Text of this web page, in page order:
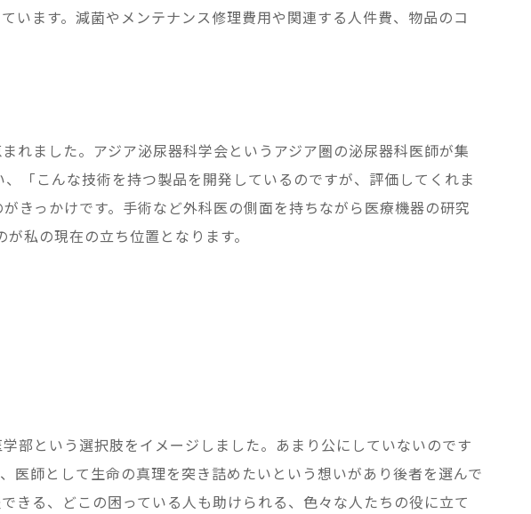
います。減菌やメンテナンス修理費用や関連する人件費、物品のコ
れました。アジア泌尿器科学会というアジア圏の泌尿器科医師が集
「こんな技術を持つ製品を開発しているのですが、評価してくれま
きっかけです。手術など外科医の側面を持ちながら医療機器の研究
私の現在の立ち位置となります。
部という選択肢をイメージしました。あまり公にしていないのです
医師として生命の真理を突き詰めたいという想いがあり後者を選んで
きる、どこの困っている人も助けられる、色々な人たちの役に立て